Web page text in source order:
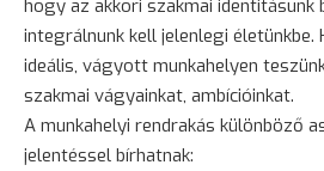
hogy az akkori szakmai identitásunk
integrálnunk kell jelenlegi életünkbe.
ideális, vágyott munkahelyen
szakmai vágyainkat, ambícióinkat.
A munkahelyi rendrakás különböző
jelentéssel bírhatnak: